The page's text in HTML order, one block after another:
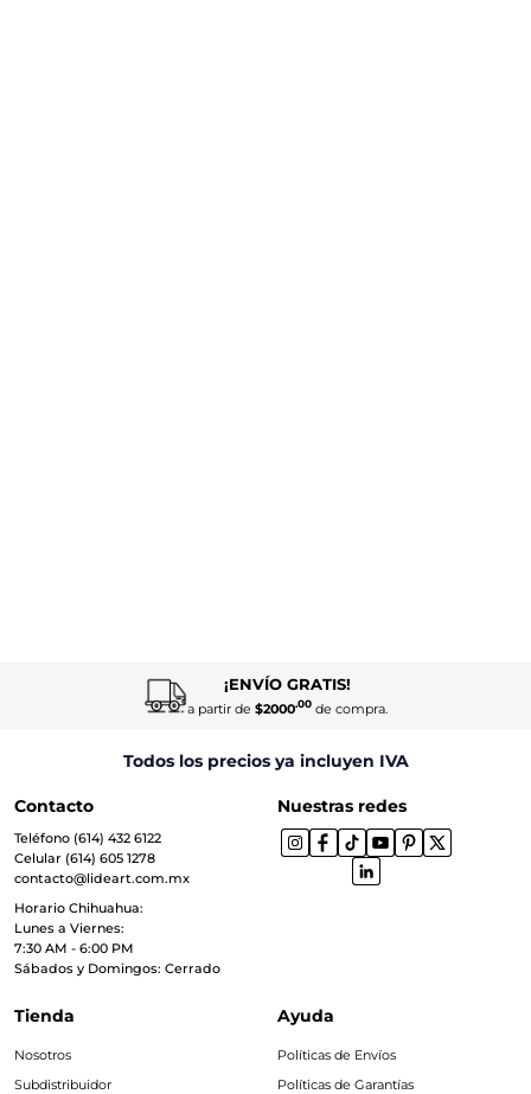
¡ENVÍO GRATIS!
a partir de $2000.00de compra.
Todos los precios ya incluyen IVA
Contacto
Teléfono (614) 432 6122
Celular (614) 605 1278
contacto@lideart.com.mx
Horario Chihuahua:
Lunes a Viernes:
7:30 AM - 6:00 PM
Sábados y Domingos: Cerrado
Nuestras redes
Tienda
Nosotros
Subdistribuidor
Ayuda
Políticas de Envíos
Políticas de Garantías